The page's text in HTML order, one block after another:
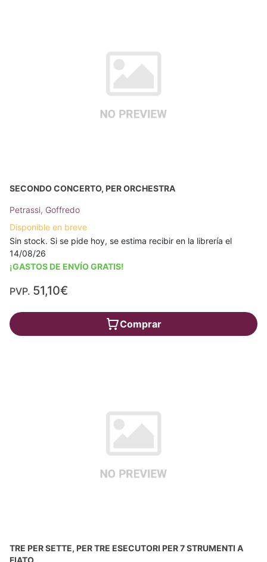
SECONDO CONCERTO, PER ORCHESTRA
Petrassi, Goffredo
Disponible en breve
Sin stock. Si se pide hoy, se estima recibir en la librería el
14/08/26
¡GASTOS DE ENVÍO GRATIS!
PVP. 51,10€
Comprar
TRE PER SETTE, PER TRE ESECUTORI PER 7 STRUMENTI A
FIATO